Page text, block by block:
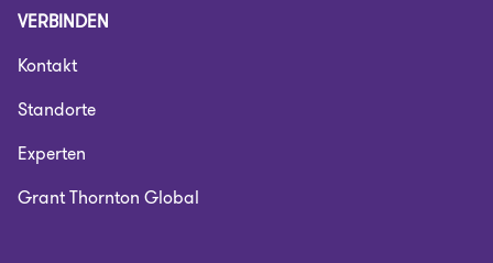
VERBINDEN
Kontakt
Standorte
Experten
Grant Thornton Global